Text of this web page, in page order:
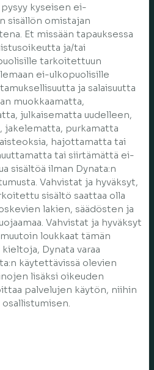
kyseisen ei-
sisällön omistajan
Et missään tapauksessa
ja/tai
tarkoitettuun
ei-ulkopuolisille
ja salaisuutta
muokkaamatta,
julkaisematta uudelleen,
purkamatta
hajottamatta tai
tai siirtämättä ei-
sisältöä ilman Dynata:n
Vahvistat ja hyväksyt,
sisältö saattaa olla
lakien, säädösten ja
Vahvistat ja hyväksyt
loukkaat tämän
Dynata varaa
käytettävissä olevien
lisäksi oikeuden
palvelujen käytön, niihin